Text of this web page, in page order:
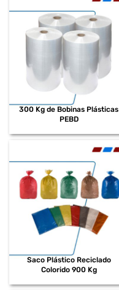
300 Kg de Bobinas Plásticas
PEBD
Saco Plástico Reciclado
Colorido 900 Kg